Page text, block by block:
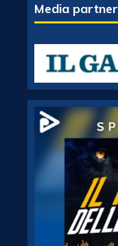
Media partner